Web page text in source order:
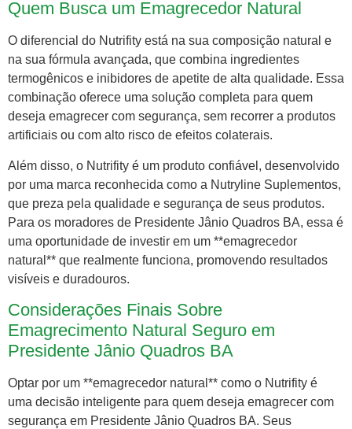
Quem Busca um Emagrecedor Natural
O diferencial do Nutrifity está na sua composição natural e
na sua fórmula avançada, que combina ingredientes
termogênicos e inibidores de apetite de alta qualidade. Essa
combinação oferece uma solução completa para quem
deseja emagrecer com segurança, sem recorrer a produtos
artificiais ou com alto risco de efeitos colaterais.
Além disso, o Nutrifity é um produto confiável, desenvolvido
por uma marca reconhecida como a Nutryline Suplementos,
que preza pela qualidade e segurança de seus produtos.
Para os moradores de Presidente Jânio Quadros BA, essa é
uma oportunidade de investir em um **emagrecedor
natural** que realmente funciona, promovendo resultados
visíveis e duradouros.
Considerações Finais Sobre
Emagrecimento Natural Seguro em
Presidente Jânio Quadros BA
Optar por um **emagrecedor natural** como o Nutrifity é
uma decisão inteligente para quem deseja emagrecer com
segurança em Presidente Jânio Quadros BA. Seus